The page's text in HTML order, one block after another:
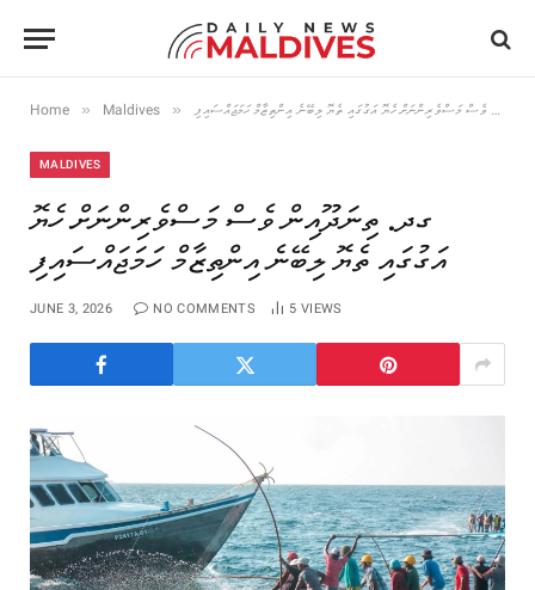
Home » Maldives » ގދ. ތިނަދޫއިން ވެސް މަސްވެރިންނަށް ހެޔޮ އަގުގައި ތެޔޮ ލިބޭނެ އިންތިޒާމް ހަމަޖައްސައިފި
MALDIVES
ގދ. ތިނަދޫއިން ވެސް މަސްވެރިންނަށް ހެޔޮ
އަގުގައި ތެޔޮ ލިބޭނެ އިންތިޒާމް ހަމަޖައްސައިފި
JUNE 3, 2026 NO COMMENTS 5 VIEWS